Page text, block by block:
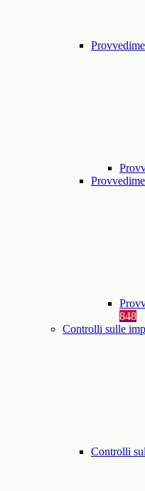
848
Controlli sulle
Controlli